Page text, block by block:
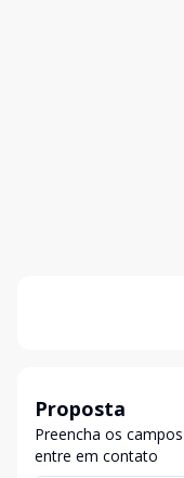
Proposta
Preencha os
entre em contato